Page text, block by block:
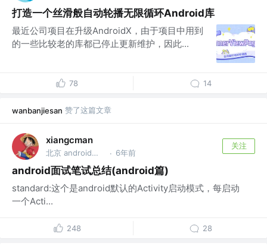
打造一个丝滑般自动轮播无限循环Android库
最近公司项目在升级AndroidX，由于项目中用到
的一些比较老的库都已停止更新维护，因此...
78 14
wanbanjiesan 赞了这篇文章
xiangcman
北京 android开发 @知乎 · 6年前
关注
android面试笔试总结(android篇)
standard:这个是android默认的Activity启动模式，每启动
一个Acti...
248 28